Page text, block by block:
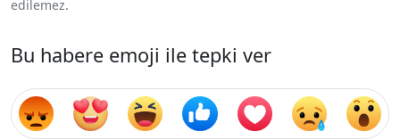
edilemez.
Bu habere emoji ile tepki ver